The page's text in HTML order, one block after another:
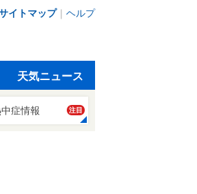
イトマップ｜ ヘルプ
天気ニュース
症情報 注目